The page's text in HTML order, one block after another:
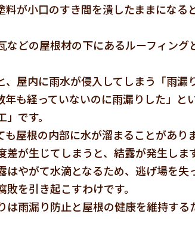
料が小口のすき間を潰したままにな
などの屋根材の下にあるルーフィン
屋内に雨水が侵入してしまう「雨漏
年も経っていないのに雨漏りした」
です。
屋根の内部に水が溜まることがありま
が生じてしまうと、結露が発生します
はやがて水滴となるため、逃げ場を
を引き起こすわけです。
は雨漏り防止と屋根の健康を維持す